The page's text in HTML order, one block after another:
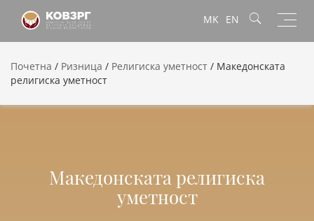
MK EN
Почетна / Ризница / Религиска уметност / Македонската
религиска уметност
Македонската религиска
уметност